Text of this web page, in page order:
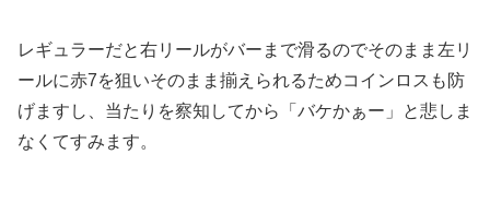
レギュラーだと右リールがバーまで滑るのでそのまま左リ
ールに赤7を狙いそのまま揃えられるためコインロスも防
げますし、当たりを察知してから「バケかぁー」と悲しま
なくてすみます。